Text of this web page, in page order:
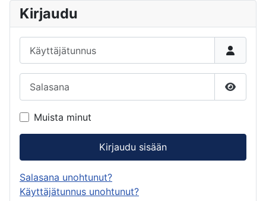
Kirjaudu
Näytä
Muista minut
Kirjaudu sisään
Salasana unohtunut?
Käyttäjätunnus unohtunut?